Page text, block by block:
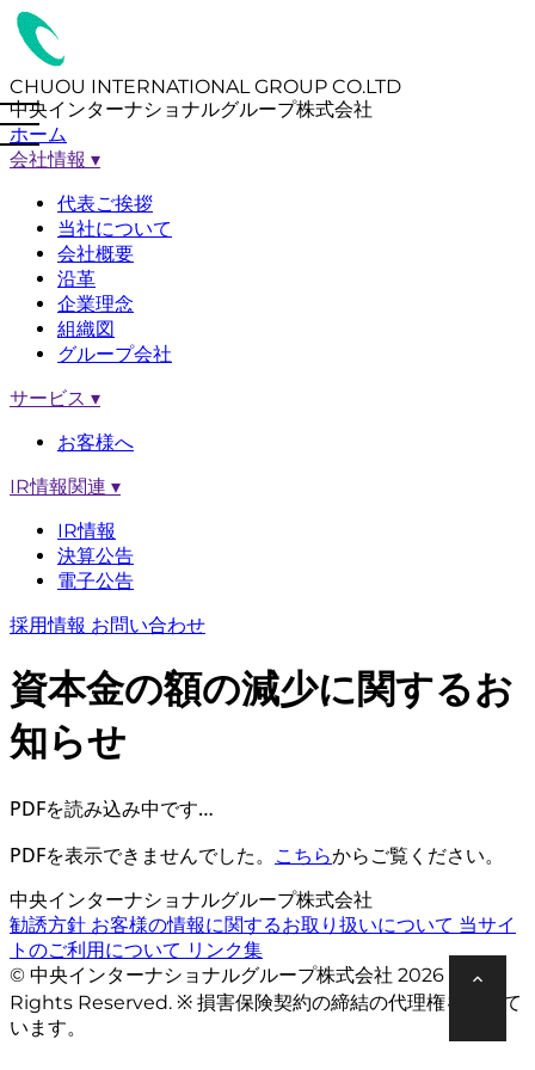
CHUOU INTERNATIONAL GROUP CO.LTD
中央インターナショナルグループ株式会社
ホーム
会社情報 ▾
代表ご挨拶
当社について
会社概要
沿革
企業理念
組織図
グループ会社
サービス ▾
お客様へ
IR情報関連 ▾
IR情報
決算公告
電子公告
採用情報 お問い合わせ
資本金の額の減少に関するお
知らせ
PDFを読み込み中です…
PDFを表示できませんでした。 こちらからご覧ください。
中央インターナショナルグループ株式会社
勧誘方針 お客様の情報に関するお取り扱いについて 当サイ
トのご利用について リンク集
© 中央インターナショナルグループ株式会社 2026 All
Rights Reserved. ※ 損害保険契約の締結の代理権を有して
います。